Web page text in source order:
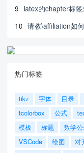
9 latex的chapter标
10 请教\affiliation如
热门标签
tikz 字体 目录
tcolorbox
公式
模板
标题 数学
VSCode
绘图 对